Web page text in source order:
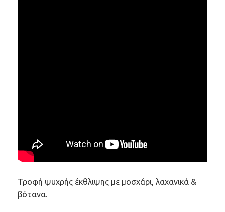
Τροφή ψυχρής έκθλιψης με μοσχάρι, λαχανικά &
βότανα.